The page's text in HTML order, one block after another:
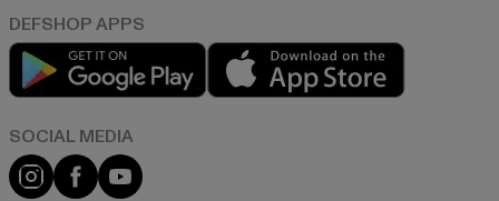
Play market
Instagram
FacebookYouTube